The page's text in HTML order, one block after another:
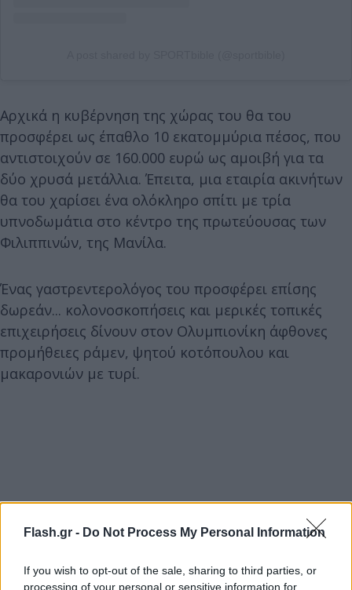
Flash.gr - Do Not Process My Personal Information
If you wish to opt-out of the sale, sharing to third parties, or
processing of your personal or sensitive information for
Αρχικά η κυβέρνηση της χώρας του θα του
προσφέρει ως έπαθλο 10 εκατομμύρια πέσος, που
αντιστοιχούν σε 160.000 ευρώ ως αμοιβή για τα
δύο χρυσά μετάλλια. Έπειτα, μια εταιρία ακινήτων
θα του χαρίσει ένα ολόκληρο σπίτι με τρία
υπνοδωμάτια στο κέντρο της πρωτεύουσας των
Φιλιππινών, της Μανίλα.
Ένας γαστρεντερολόγος του προσφέρει επίσης
δωρεάν... κολονοσκοπήσεις και μερικές τοπικές
επιχειρήσεις δίνουν στον Ολυμπιονίκη άφθονες
προμήθειες ράμεν, ψητού κοτόπουλου και
μακαρονιών με τυρί.